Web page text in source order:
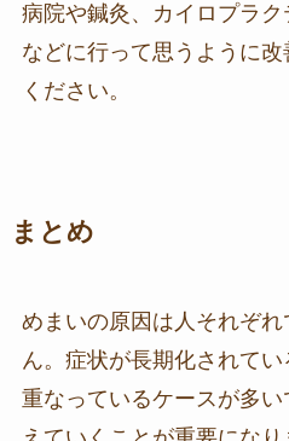
病院や鍼灸、カイロプラ
などに行って思うように
ください。
まとめ
めまいの原因は人それぞ
ん。症状が長期化されて
重なっているケースが多